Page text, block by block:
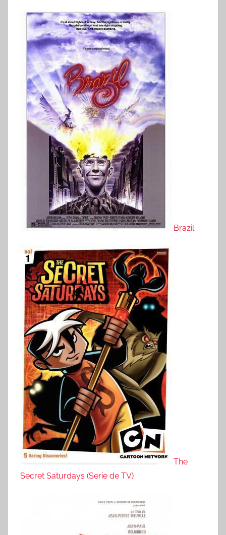
Brazil
The
Secret Saturdays (Serie de TV)